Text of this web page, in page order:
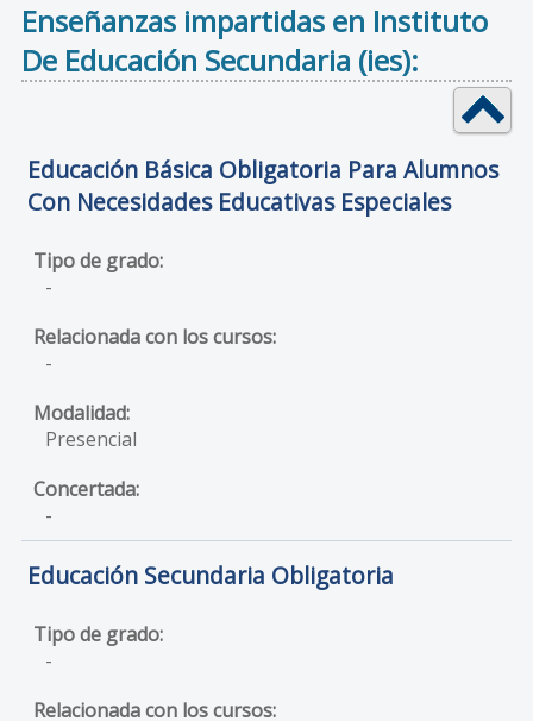
Enseñanzas impartidas en Instituto
De Educación Secundaria (ies):
Educación Básica Obligatoria Para Alumnos
Con Necesidades Educativas Especiales
-
-
Presencial
-
Educación Secundaria Obligatoria
-